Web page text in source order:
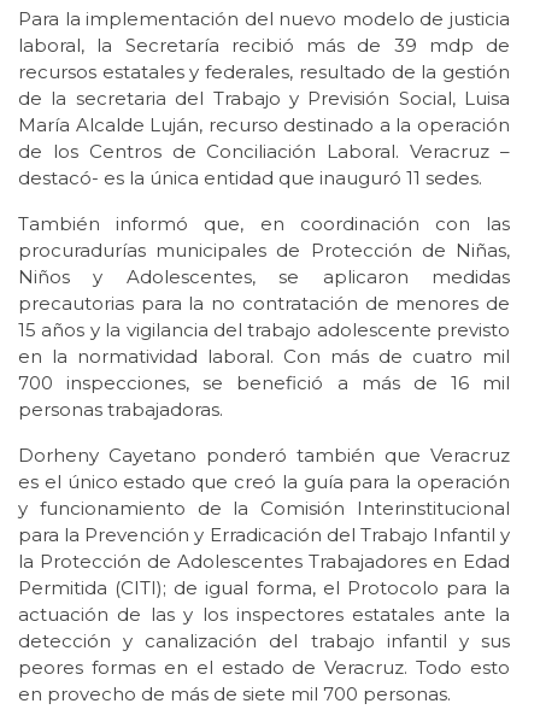
Para la implementación del nuevo modelo de justicia
laboral, la Secretaría recibió más de 39 mdp de
recursos estatales y federales, resultado de la gestión
de la secretaria del Trabajo y Previsión Social, Luisa
María Alcalde Luján, recurso destinado a la operación
de los Centros de Conciliación Laboral. Veracruz –
destacó- es la única entidad que inauguró 11 sedes.
También informó que, en coordinación con las
procuradurías municipales de Protección de Niñas,
Niños y Adolescentes, se aplicaron medidas
precautorias para la no contratación de menores de
15 años y la vigilancia del trabajo adolescente previsto
en la normatividad laboral. Con más de cuatro mil
700 inspecciones, se benefició a más de 16 mil
personas trabajadoras.
Dorheny Cayetano ponderó también que Veracruz
es el único estado que creó la guía para la operación
y funcionamiento de la Comisión Interinstitucional
para la Prevención y Erradicación del Trabajo Infantil y
la Protección de Adolescentes Trabajadores en Edad
Permitida (CITI); de igual forma, el Protocolo para la
actuación de las y los inspectores estatales ante la
detección y canalización del trabajo infantil y sus
peores formas en el estado de Veracruz. Todo esto
en provecho de más de siete mil 700 personas.